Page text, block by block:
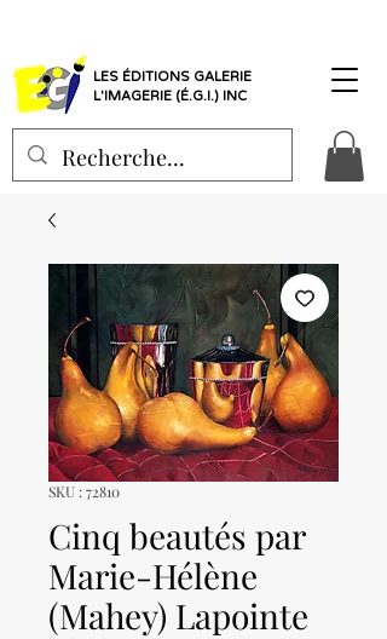
LES ÉDITIONS GALERIE
L'IMAGERIE (É.G.I.) INC
SKU : 72810
Cinq beautés par
Marie-Hélène
(Mahey) Lapointe